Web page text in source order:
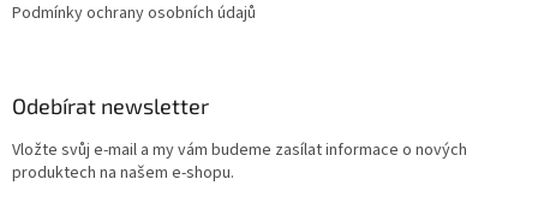
Podmínky ochrany osobních údajů
Odebírat newsletter
Vložte svůj e-mail a my vám budeme zasílat informace o nových
produktech na našem e-shopu.